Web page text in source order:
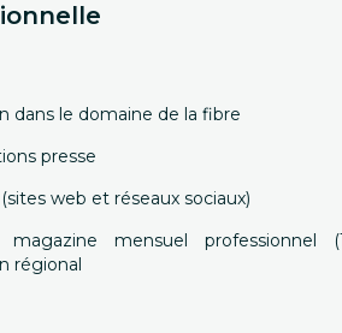
dans le domaine de la fibre
presse
web et réseaux sociaux)
mensuel professionnel
régional